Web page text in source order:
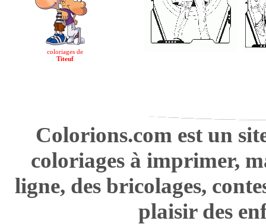
coloriages de
Titeuf
Colorions.com est un
coloriages à imprimer,
ligne, des bricolages,
plaisir des